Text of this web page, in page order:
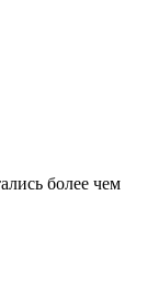
более чем